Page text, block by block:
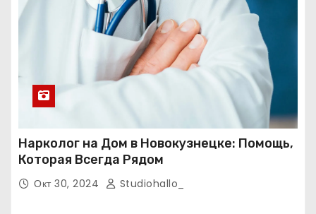
Нарколог на Дом в Новокузнецке: Помощь,
Которая Всегда Рядом
Окт 30, 2024 Studiohallo_